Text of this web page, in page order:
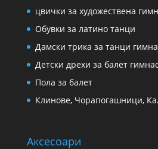
цвички за художествена
Обувки за латино танци
Дамски трика за танци
Детски дрехи за балет
Пола за балет
Клинове, Чорапогашници,
Аксесоари